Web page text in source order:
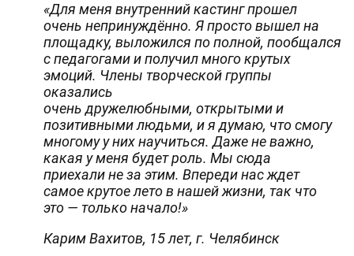
«Для меня внутренний кастинг прошел
очень непринуждённо. Я просто вышел на
площадку, выложился по полной, пообщался
с педагогами и получил много крутых
эмоций. Члены творческой группы
оказались
очень дружелюбными, открытыми и
позитивными людьми, и я думаю, что смогу
многому у них научиться. Даже не важно,
какая у меня будет роль. Мы сюда
приехали не за этим. Впереди нас ждет
самое крутое лето в нашей жизни, так что
это — только начало!»
Карим Вахитов, 15 лет, г. Челябинск